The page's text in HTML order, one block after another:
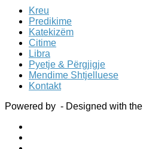
Kreu
Predikime
Katekizëm
Citime
Libra
Pyetje & Përgjigje
Mendime Shtjelluese
Kontakt
Powered by - Designed with the